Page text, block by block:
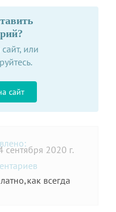
или
сайт
сентября 2020 г.
всегда